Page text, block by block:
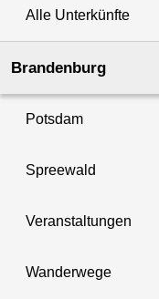
Alle Unterkünfte
Brandenburg
Potsdam
Spreewald
Veranstaltungen
Wanderwege